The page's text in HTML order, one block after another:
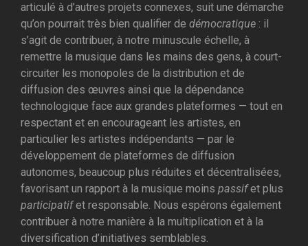
articulé à d’autres projets connexes, suit une démarche
qu’on pourrait très bien qualifier de démocratique : il
s’agit de contribuer, à notre minuscule échelle, à
remettre la musique dans les mains des gens, à court-
circuiter les monopoles de la distribution et de
diffusion des œuvres ainsi que la dépendance
technologique face aux grandes plateformes — tout en
respectant et en encourageant les artistes, en
particulier les artistes indépendants — par le
développement de plateformes de diffusion
autonomes, beaucoup plus réduites et décentralisées,
favorisant un rapport à la musique moins passifet plus
participatifet responsable. Nous espérons également
contribuer à notre manière à la multiplication et à la
diversification d’initiatives semblables.